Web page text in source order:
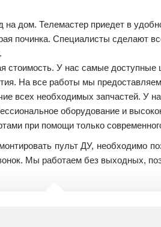
на дом. Телемастер приедет в
починка. Специалисты сделают
стоимость. У нас самые доступные
На все работы мы
всех необходимых запчастей. У
оборудование и
при помощи только
пульт ДУ, необходимо
Мы работаем без выходных,